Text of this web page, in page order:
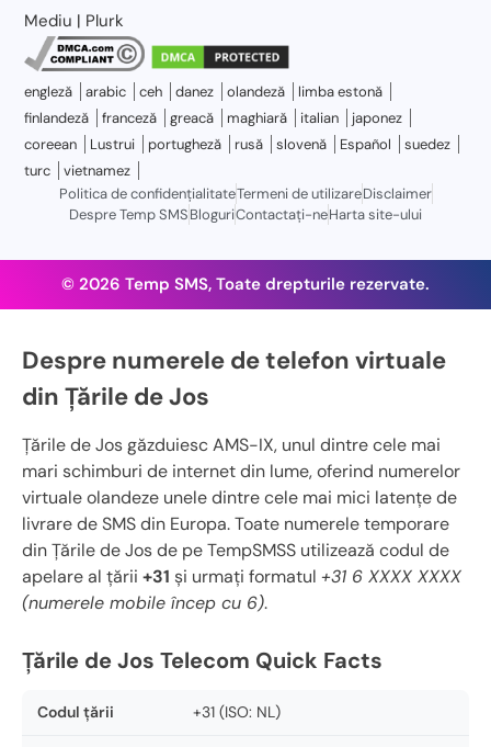
Mediu | Plurk
engleză arabic ceh danez olandeză
limba estonă
finlandeză
franceză greacă maghiară italian
japonez
coreean
Lustrui portugheză rusă slovenă Español
suedez
turc
vietnamez
Politica de confidențialitateTermeni de utilizareDisclaimer
Despre Temp SMSBloguriContactaţi-neHarta site-ului
© 2026 Temp SMS, Toate drepturile rezervate.
Despre numerele de telefon virtuale
din Țările de Jos
Țările de Jos găzduiesc AMS-IX, unul dintre cele mai
mari schimburi de internet din lume, oferind numerelor
virtuale olandeze unele dintre cele mai mici latențe de
livrare de SMS din Europa. Toate numerele temporare
din Țările de Jos de pe TempSMSS utilizează codul de
apelare al țării +31 și urmați formatul +31 6 XXXX XXXX
(numerele mobile încep cu 6).
Țările de Jos Telecom Quick Facts
Codul țării +31 (ISO: NL)